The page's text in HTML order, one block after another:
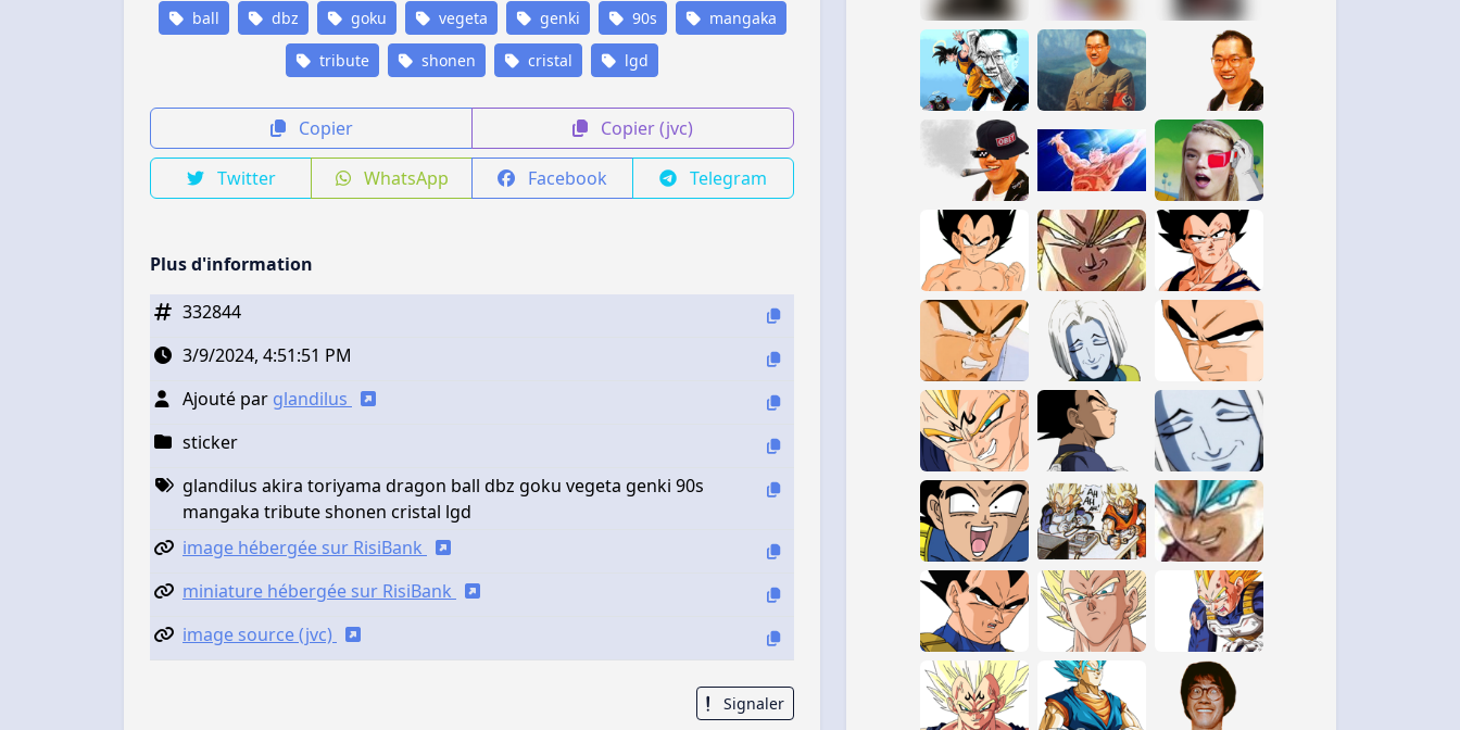
ball dbz goku vegeta genki 90s mangaka
tribute shonen cristal lgd
Copier Copier (jvc)
Twitter WhatsApp Facebook Telegram
Plus d'information
332844
3/9/2024, 4:51:51 PM
Ajouté par glandilus
sticker
glandilus akira toriyama dragon ball dbz goku vegeta genki 90s
mangaka tribute shonen cristal lgd
image hébergée sur RisiBank
miniature hébergée sur RisiBank
image source (jvc)
Signaler